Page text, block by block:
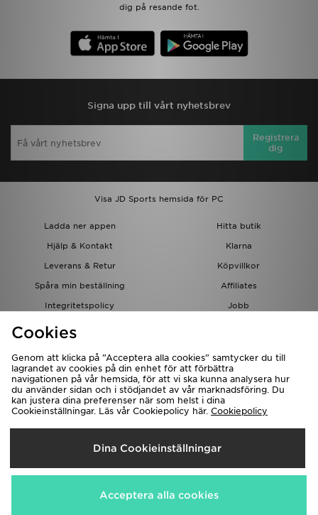
dig på resande fot.
Signa upp till vårt nyhetsbrev
Registrera
dig
Visa JD Sports hemsida för PC
Ladda ner appen
Hitta butik
Hjälp & Kontakt
Klarna
Leverans & Retur
Köpvillkor
Spåra min beställning
Affiliates
Integritetspolicy
Jobb
JD-bloggen
Levererar Till
Sverige
Vi accepterar följande betalningssätt
Cookies
Genom att klicka på ”Acceptera alla cookies” samtycker du till
lagrandet av cookies på din enhet för att förbättra
navigationen på vår hemsida, för att vi ska kunna analysera hur
du använder sidan och i stödjandet av vår marknadsföring. Du
kan justera dina preferenser när som helst i dina
Cookieinställningar. Läs vår Cookiepolicy här. Cookiepolicy
Dina Cookieinställningar
Acceptera alla cookies